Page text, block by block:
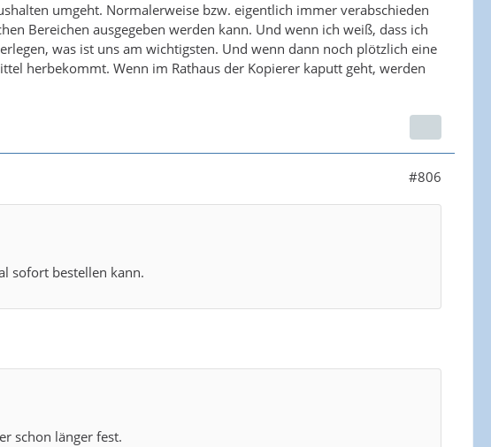
umgeht. Normalerweise bzw. eigentlich immer verabschieden
Bereichen ausgegeben werden kann. Und wenn ich weiß, dass ich
was ist uns am wichtigsten. Und wenn dann noch plötzlich eine
herbekommt. Wenn im Rathaus der Kopierer kaputt geht, werden
#806
sofort bestellen kann.
schon länger fest.